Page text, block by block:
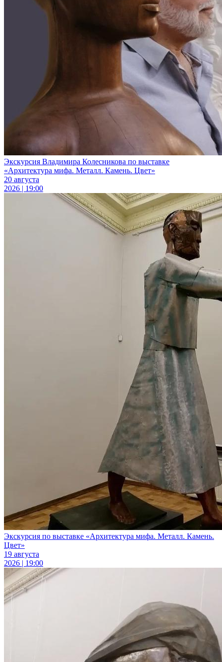
Экскурсия Владимира Колесникова по выставке
«Архитектура мифа. Металл. Камень. Цвет»
20 августа
2026 | 19:00
Экскурсия по выставке «Архитектура мифа. Металл. Камень.
Цвет»
19 августа
2026 | 19:00